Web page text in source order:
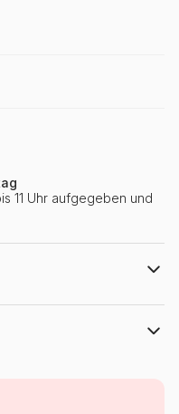
11 Uhr aufgegeben und